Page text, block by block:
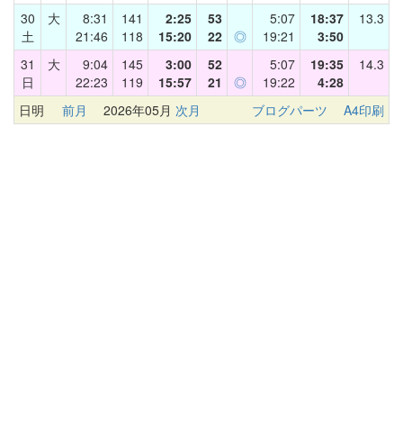
30
土
大
8:31
21:46
141
118
2:25
15:20
53
22
◎
5:07
19:21
18:37
3:50
13.3
31
日
大
9:04
22:23
145
119
3:00
15:57
52
21
◎
5:07
19:22
19:35
4:28
14.3
日明 前月 2026年05月 次月 ブログパーツ A4印刷